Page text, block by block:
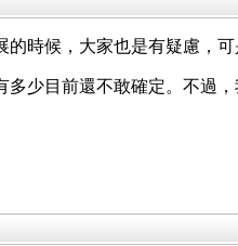
時候，大家也是有疑慮，可
少目前還不敢確定。不過